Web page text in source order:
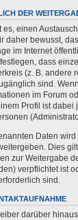
DER
es, einen
daher bewusst,
im Internet
dass
(z. B. andere
sind.
im Forum
Profil ist dabei
Daten
Dies
zur Weitergabe
verpflichtet ist
sind.
darüber